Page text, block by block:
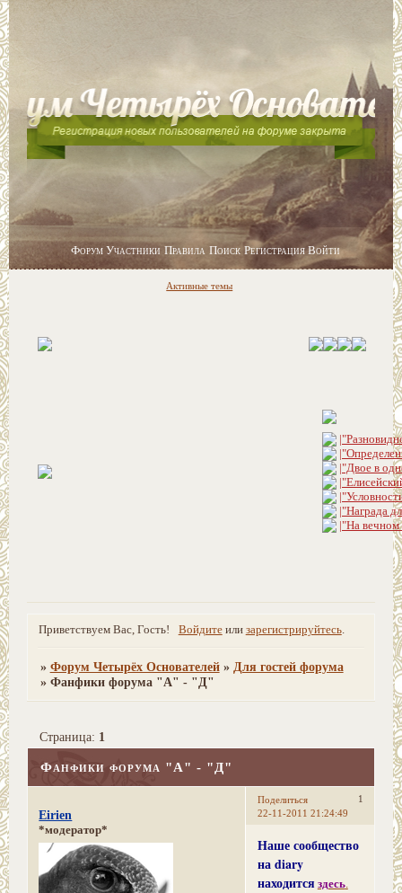
Форум Участники Правила Поиск Регистрация Войти
Активные темы
|"Двое в
|"Награда
|"На
Приветствуем Вас, Гость! Войдитеили зарегистрируйтесь.
» Форум Четырёх Основателей » Для гостей форума
» Фанфики форума "А" - "Д"
Фанфики форума "А" - "Д"
Страница: 1
Поделиться
1
22-11-2011 21:24:49
Eirien
*модератор*
Наше сообщество
на diary
находится здесь.